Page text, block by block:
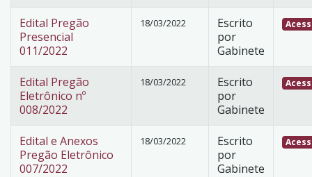
Edital Pregão
Presencial
011/2022
18/03/2022
Escrito
por
Gabinete
Edital Pregão
Eletrônico nº
008/2022
18/03/2022
Escrito
por
Gabinete
Edital e Anexos
Pregão Eletrônico
007/2022
18/03/2022
Escrito
por
Gabinete